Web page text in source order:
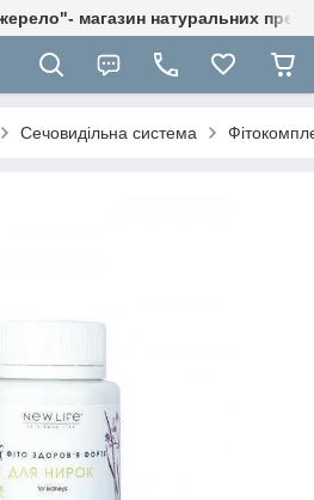
магазин натуральних
Сечовидільна система